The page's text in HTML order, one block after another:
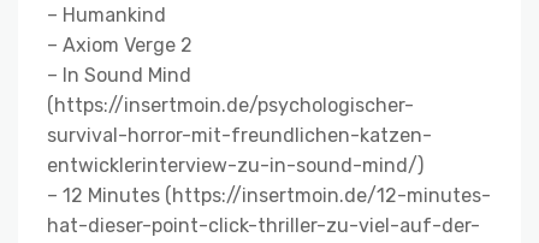
– Humankind
– Axiom Verge 2
– In Sound Mind
(https://insertmoin.de/psychologischer-
survival-horror-mit-freundlichen-katzen-
entwicklerinterview-zu-in-sound-mind/)
– 12 Minutes (https://insertmoin.de/12-minutes-
hat-dieser-point-click-thriller-zu-viel-auf-der-